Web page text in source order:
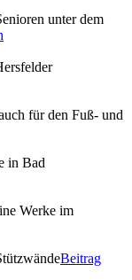
unter dem
für den Fuß- und
in Bad
Werke im
Beitrag